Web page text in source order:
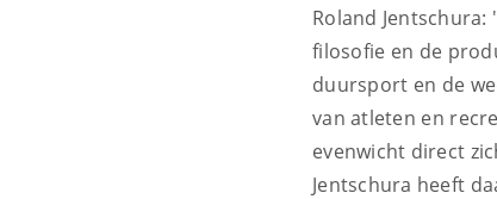
Roland
filosofie en de
duursport en de
van atleten en
evenwicht direct
Jentschura heeft